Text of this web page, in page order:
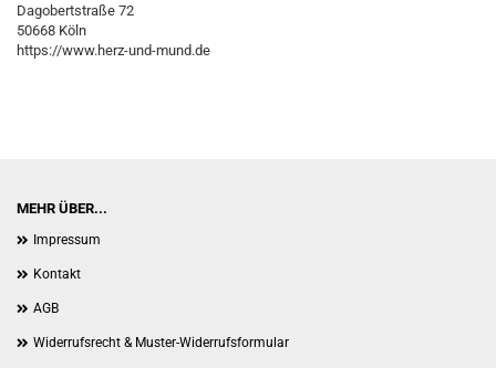
Dagobertstraße 72
50668 Köln
https://www.herz-und-mund.de
MEHR ÜBER...
Impressum
Kontakt
AGB
Widerrufsrecht & Muster-Widerrufsformular